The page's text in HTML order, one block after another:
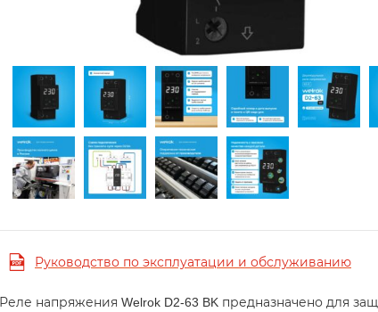
Руководство по эксплуатации и обслуживанию
Реле напряжения Welrok D2-63 BK предназначено для